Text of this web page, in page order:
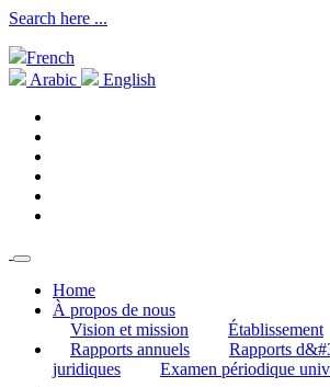
Search here ...
French
Arabic
English
Home
À propos de nous
Vision et mission
Établissement
Rapports annuels
Rapports
juridiques
Examen périodique